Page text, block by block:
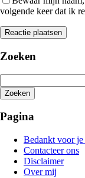
volgende keer dat ik
Zoeken
Zoeken
zoeken
Pagina
Bedankt voor
Contacteer ons
Disclaimer
Over mij